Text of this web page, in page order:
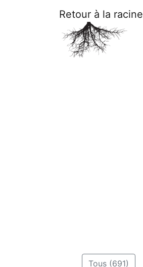
Retour à la racine
Tous (691)